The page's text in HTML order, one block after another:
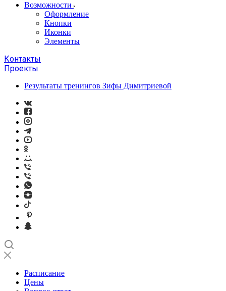
Возможности
Оформление
Кнопки
Иконки
Элементы
Контакты
Проекты
Результаты тренингов Зифы Димитриевой
Расписание
Цены